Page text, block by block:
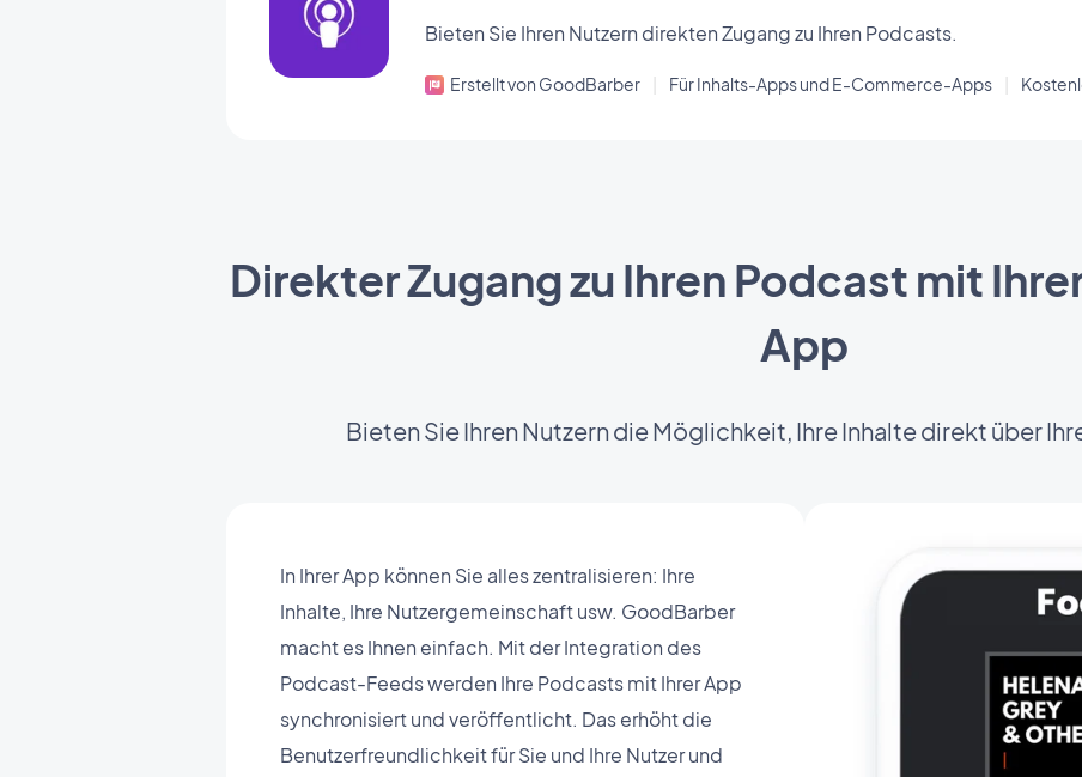
Bieten Sie Ihren Nutzern direkten Zugang zu Ihren Podcasts.
Erstellt von GoodBarber Für Inhalts-Apps und E-Commerce-Apps
Direkter Zugang zu Ihren Podcast mit
App
Bieten Sie Ihren Nutzern die Möglichkeit, Ihre Inhalte direkt über
In Ihrer App können Sie alles zentralisieren: Ihre
Inhalte, Ihre Nutzergemeinschaft usw. GoodBarber
macht es Ihnen einfach. Mit der Integration des
Podcast-Feeds werden Ihre Podcasts mit Ihrer App
synchronisiert und veröffentlicht. Das erhöht die
Benutzerfreundlichkeit für Sie und Ihre Nutzer und